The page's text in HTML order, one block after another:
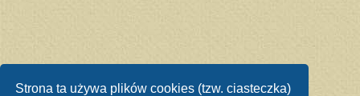
Strona ta używa plików cookies (tzw. ciasteczka)